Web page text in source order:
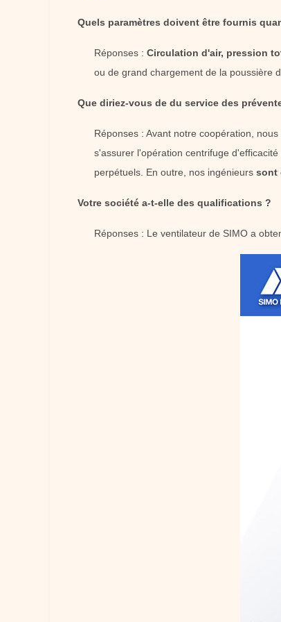
Quels paramètres doivent être fournis
Réponses : Circulation d'air, pression
ou de grand chargement de la poussière
Que diriez-vous de du service des
Réponses : Avant notre coopération,
s'assurer l'opération centrifuge
perpétuels. En outre, nos ingénieurs sont
Votre société a-t-elle des qualifications ?
Réponses : Le ventilateur de SIMO a